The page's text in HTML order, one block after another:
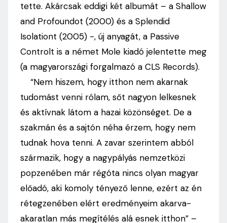
tette. Akárcsak eddigi két albumát – a Shallow
and Profoundot (2000) és a Splendid
Isolationt (2005) -, új anyagát, a Passive
Controlt is a német Mole kiadó jelentette meg
(a magyarországi forgalmazó a CLS Records).
“Nem hiszem, hogy itthon nem akarnak
tudomást venni rólam, sőt nagyon lelkesnek
és aktívnak látom a hazai közönséget. De a
szakmán és a sajtón néha érzem, hogy nem
tudnak hova tenni. A zavar szerintem abból
származik, hogy a nagypályás nemzetközi
popzenében már régóta nincs olyan magyar
előadó, aki komoly tényező lenne, ezért az én
rétegzenében elért eredményeim akarva-
akaratlan más megítélés alá esnek itthon” –